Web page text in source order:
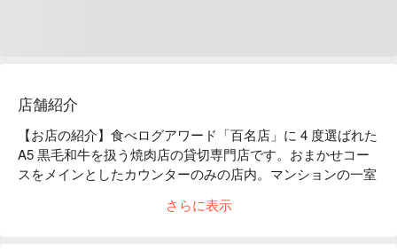
店舗紹介
【お店の紹介】食べログアワード「百名店」に 4 度選ばれた
A5 黒毛和牛を扱う焼肉店の貸切専門店です。おまかせコー
スをメインとしたカウンターのみの店内。マンションの一室
するなどパフォーマンスを重視した、焼いてくれる焼肉屋。
さらに表示